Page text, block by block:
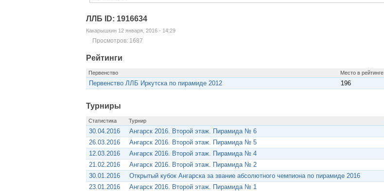
ЛЛБ ID: 1916634
Какарышкин 12 января, 2016 - 14:29
Просмотров: 1687
Рейтинги
Первенство Место в рейтинге
Первенство ЛЛБ Иркутска по пирамиде 2012 196
Турниры
Статистика Турнир
30.04.2016 Ангарск 2016. Второй этаж. Пирамида № 6
26.03.2016
Ангарск 2016. Второй этаж. Пирамида № 5
12.03.2016
Ангарск 2016. Второй этаж. Пирамида № 4
21.02.2016
Ангарск 2016. Второй этаж. Пирамида № 2
30.01.2016
Открытый кубок Ангарска за звание абсолютного чемпиона по пирамиде 2016
23.01.2016
Ангарск 2016. Второй этаж. Пирамида № 1